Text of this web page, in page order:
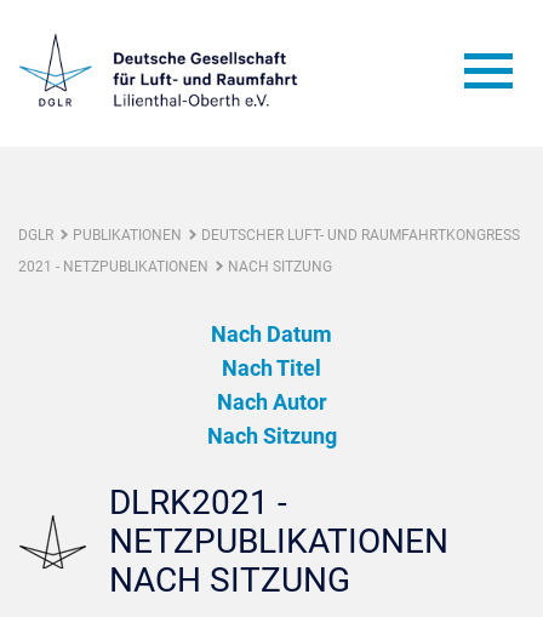
DGLR PUBLIKATIONEN
DEUTSCHER LUFT- UND RAUMFAHRTKONGRESS
2021 - NETZPUBLIKATIONEN
NACH SITZUNG
Nach Datum
Nach Titel
Nach Autor
Nach Sitzung
DLRK2021 -
NETZPUBLIKATIONEN
NACH SITZUNG